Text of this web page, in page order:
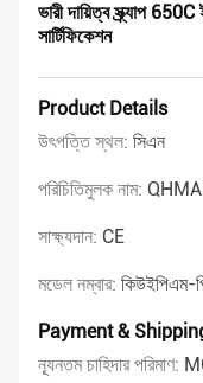
ভারী দায়িত্ব স্ক্র্যাপ
সার্টিফিকেশন
Product Details
উৎপত্তি স্থল: সিএন
পরিচিতিমুলক নাম:
সাক্ষ্যদান: CE
মডেল নম্বার: কিউইপিএম-
Payment &
ন্যূনতম চাহিদার পরিমাণ: